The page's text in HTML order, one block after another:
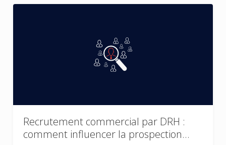
Recrutement commercial par DRH :
comment influencer la prospection…